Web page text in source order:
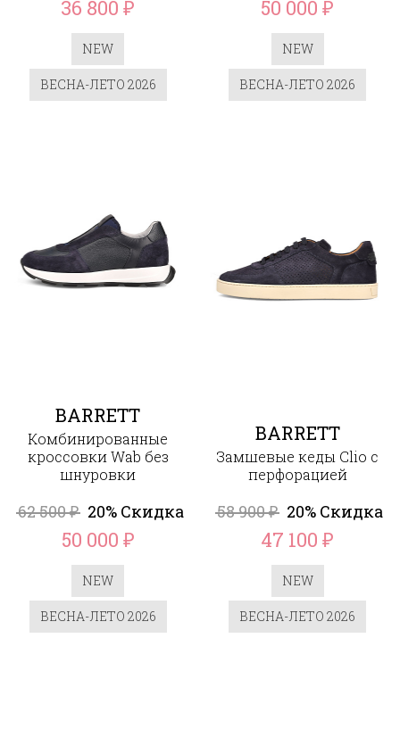
36 800₽
NEW
ВЕСНА-ЛЕТО 2026
50 000₽
NEW
ВЕСНА-ЛЕТО 2026
BARRETT
Комбинированные
кроссовки Wab без
шнуровки
62 500₽ 20% Скидка
50 000 ₽
NEW
ВЕСНА-ЛЕТО 2026
BARRETT
Замшевые кеды Clio c
перфорацией
58 900₽ 20% Скидка
47 100₽
NEW
ВЕСНА-ЛЕТО 2026